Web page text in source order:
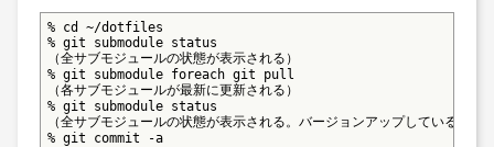
% cd ~/dotfiles
% git submodule status
（全サブモジュールの状態が表示される）
% git submodule foreach git pull
（各サブモジュールが最新に更新される）
% git submodule status
（全サブモジュールの状態が表示される。バージョンアップしている。）
% git commit -a